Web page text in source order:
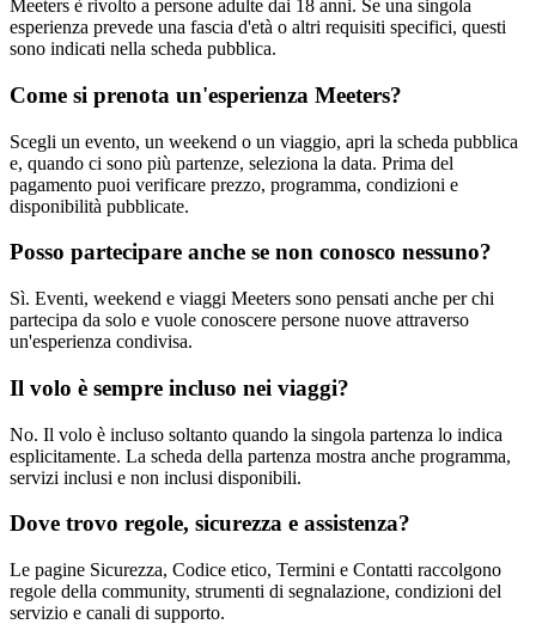
Meeters è rivolto a persone adulte dai 18 anni. Se una singola
esperienza prevede una fascia d'età o altri requisiti specifici, questi
sono indicati nella scheda pubblica.
Come si prenota un'esperienza Meeters?
Scegli un evento, un weekend o un viaggio, apri la scheda pubblica
e, quando ci sono più partenze, seleziona la data. Prima del
pagamento puoi verificare prezzo, programma, condizioni e
disponibilità pubblicate.
Posso partecipare anche se non conosco nessuno?
Sì. Eventi, weekend e viaggi Meeters sono pensati anche per chi
partecipa da solo e vuole conoscere persone nuove attraverso
un'esperienza condivisa.
Il volo è sempre incluso nei viaggi?
No. Il volo è incluso soltanto quando la singola partenza lo indica
esplicitamente. La scheda della partenza mostra anche programma,
servizi inclusi e non inclusi disponibili.
Dove trovo regole, sicurezza e assistenza?
Le pagine Sicurezza, Codice etico, Termini e Contatti raccolgono
regole della community, strumenti di segnalazione, condizioni del
servizio e canali di supporto.